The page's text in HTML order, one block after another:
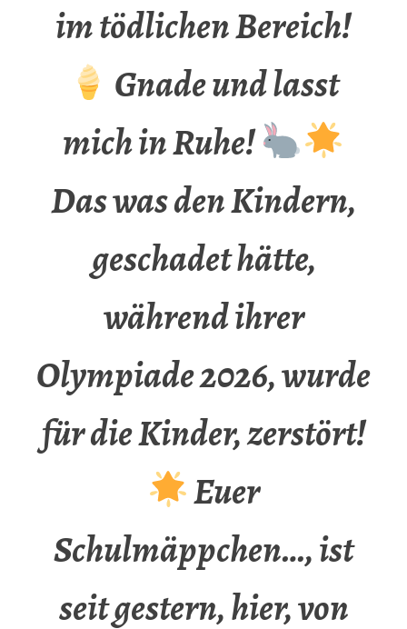
im tödlichen Bereich!
Gnade und lasst
mich in Ruhe!
Das was den Kindern,
geschadet hätte,
während ihrer
Olympiade 2026, wurde
für die Kinder, zerstört!
Euer
Schulmäppchen…, ist
seit gestern, hier, von